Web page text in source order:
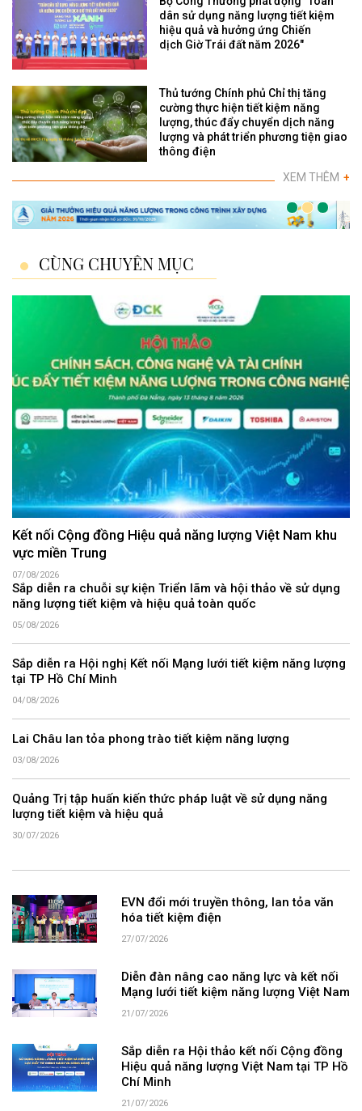
dân sử dụng năng lượng tiết kiệm
hiệu quả và hưởng ứng Chiến
dịch Giờ Trái đất năm 2026"
Thủ tướng Chính phủ Chỉ thị tăng
cường thực hiện tiết kiệm năng
lượng, thúc đẩy chuyển dịch năng
lượng và phát triển phương tiện giao
thông điện
XEM THÊM +
CÙNG CHUYÊN MỤC
Kết nối Cộng đồng Hiệu quả năng lượng Việt Nam khu
vực miền Trung
07/08/2026
Sắp diễn ra chuỗi sự kiện Triển lãm và hội thảo về sử dụng
năng lượng tiết kiệm và hiệu quả toàn quốc
05/08/2026
Sắp diễn ra Hội nghị Kết nối Mạng lưới tiết kiệm năng lượng
tại TP Hồ Chí Minh
04/08/2026
Lai Châu lan tỏa phong trào tiết kiệm năng lượng
03/08/2026
Quảng Trị tập huấn kiến thức pháp luật về sử dụng năng
lượng tiết kiệm và hiệu quả
30/07/2026
EVN đổi mới truyền thông, lan tỏa văn
hóa tiết kiệm điện
27/07/2026
Diễn đàn nâng cao năng lực và kết nối
Mạng lưới tiết kiệm năng lượng Việt Nam
21/07/2026
Sắp diễn ra Hội thảo kết nối Cộng đồng
Hiệu quả năng lượng Việt Nam tại TP Hồ
Chí Minh
21/07/2026